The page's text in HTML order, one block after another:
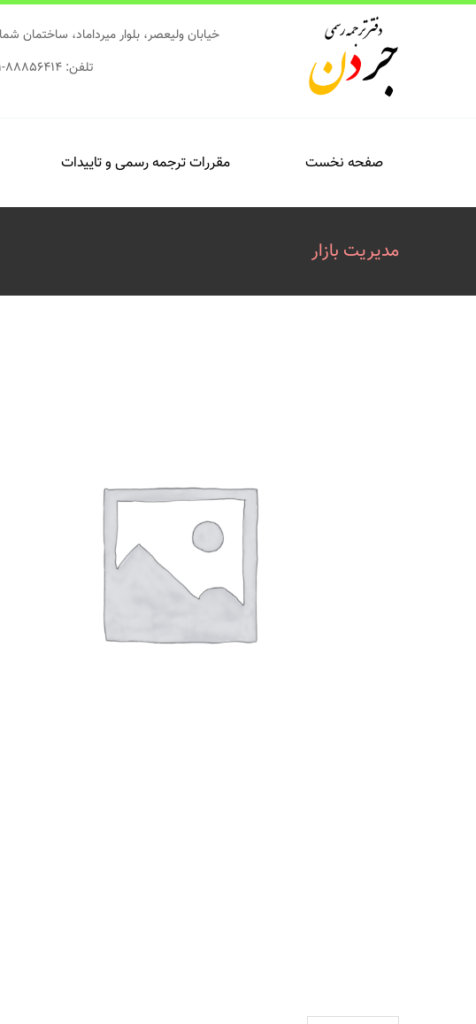
رها
خیابان ولیعصر، بلوار میرداماد، ساختمان شماره ۴۱۰ میرداماد (نرسیده به جردن روبروی پل میرداماد)، طبقه سوم،
تلفن: ۸۸۸۵۶۴۱۴-۰۲۱ و ۸۸۲۰۸۳۳۹-۰۲۱ تلفن همراه: ۰۹۰۱۱۰۱۰۴۹۵
صفحه نخست مقررات ترجمه رسمی و تاییدات
مدیریت بازار